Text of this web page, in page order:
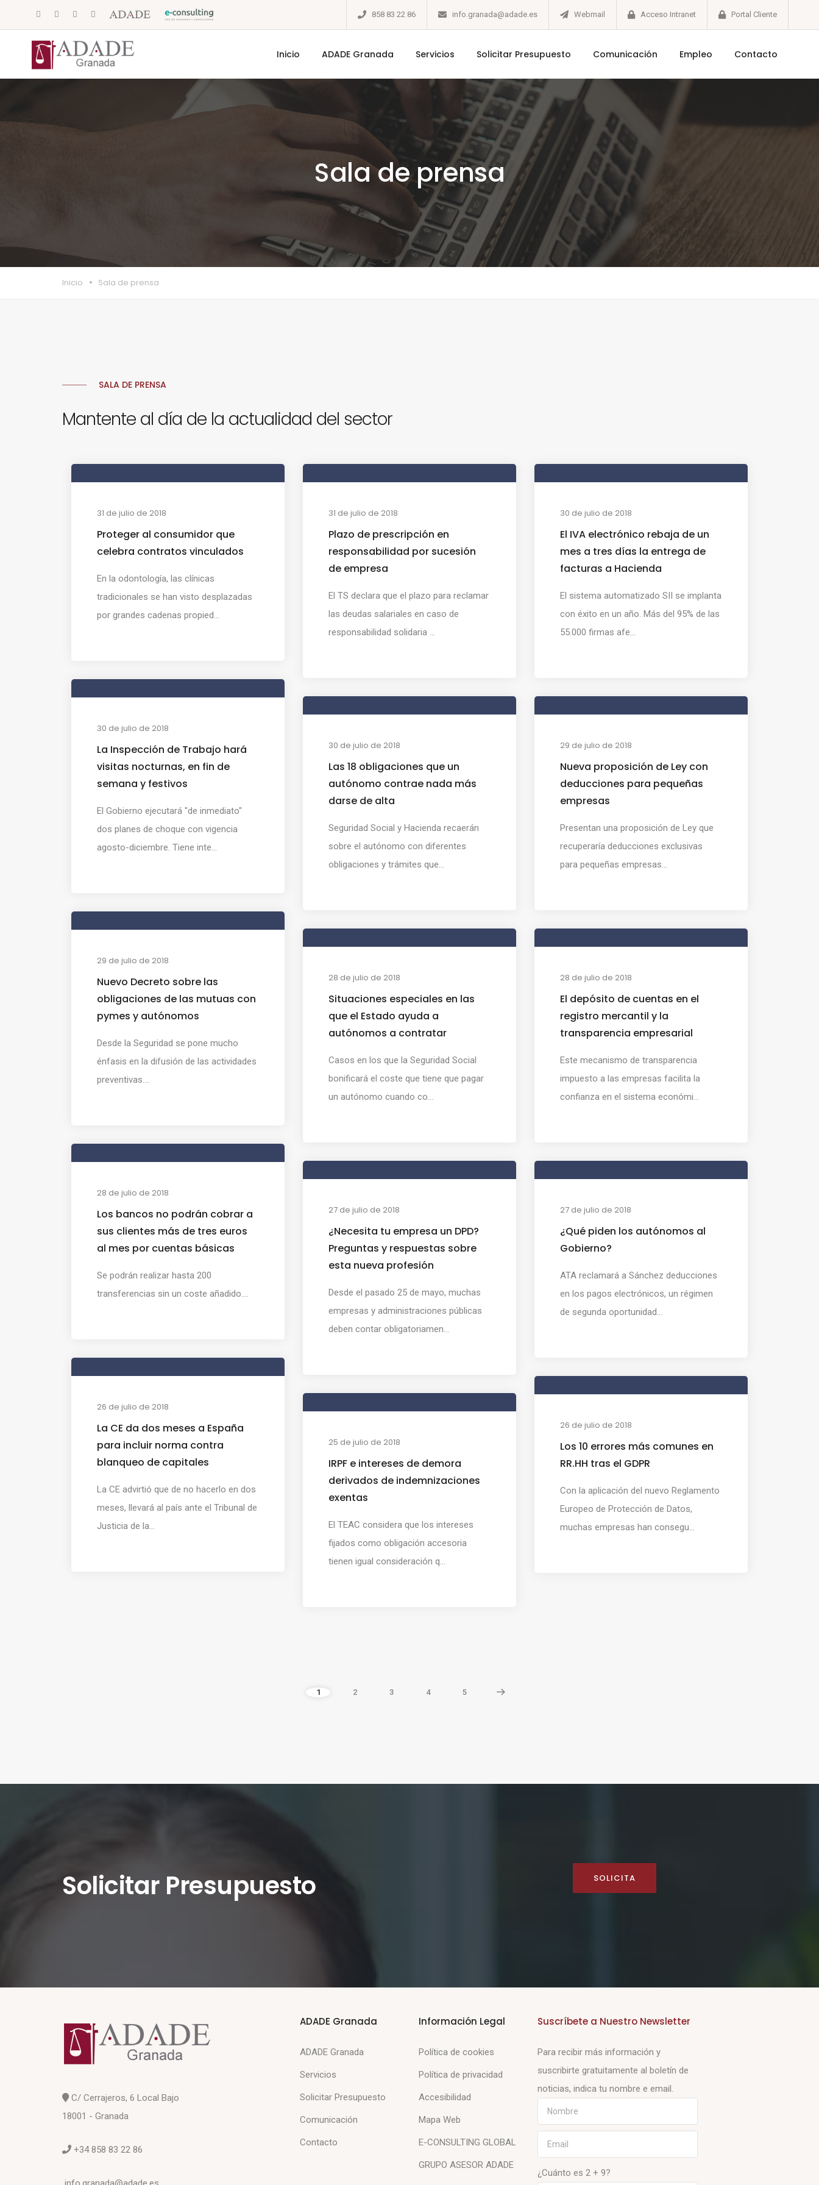
858 83 22 86 info.granada@adade.es Webmail Acceso Intranet Portal Cliente
Inicio ADADE Granada Servicios Solicitar Presupuesto Comunicación Empleo Contacto
Sala de prensa
Inicio Sala de prensa
SALA DE PRENSA
Mantente al día de la actualidad del sector
31 de julio de 2018
Proteger al consumidor que
celebra contratos vinculados
En la odontología, las clínicas
tradicionales se han visto desplazadas
por grandes cadenas propied...
31 de julio de 2018
Plazo de prescripción en
responsabilidad por sucesión
de empresa
El TS declara que el plazo para reclamar
las deudas salariales en caso de
responsabilidad solidaria ...
30 de julio de 2018
El IVA electrónico rebaja de un
mes a tres días la entrega de
facturas a Hacienda
El sistema automatizado SII se implanta
con éxito en un año. Más del 95% de las
55.000 firmas afe...
30 de julio de 2018
La Inspección de Trabajo hará
visitas nocturnas, en fin de
semana y festivos
El Gobierno ejecutará "de inmediato"
dos planes de choque con vigencia
agosto-diciembre. Tiene inte...
30 de julio de 2018
Las 18 obligaciones que un
autónomo contrae nada más
darse de alta
Seguridad Social y Hacienda recaerán
sobre el autónomo con diferentes
obligaciones y trámites que...
29 de julio de 2018
Nueva proposición de Ley con
deducciones para pequeñas
empresas
Presentan una proposición de Ley que
recuperaría deducciones exclusivas
para pequeñas empresas...
29 de julio de 2018
Nuevo Decreto sobre las
obligaciones de las mutuas con
pymes y autónomos
Desde la Seguridad se pone mucho
énfasis en la difusión de las actividades
preventivas....
28 de julio de 2018
Situaciones especiales en las
que el Estado ayuda a
autónomos a contratar
Casos en los que la Seguridad Social
bonificará el coste que tiene que pagar
un autónomo cuando co...
28 de julio de 2018
El depósito de cuentas en el
registro mercantil y la
transparencia empresarial
Este mecanismo de transparencia
impuesto a las empresas facilita la
confianza en el sistema económi...
28 de julio de 2018
Los bancos no podrán cobrar a
sus clientes más de tres euros
al mes por cuentas básicas
Se podrán realizar hasta 200
transferencias sin un coste añadido....
27 de julio de 2018
¿Necesita tu empresa un DPD?
Preguntas y respuestas sobre
esta nueva profesión
Desde el pasado 25 de mayo, muchas
empresas y administraciones públicas
deben contar obligatoriamen...
27 de julio de 2018
¿Qué piden los autónomos al
Gobierno?
ATA reclamará a Sánchez deducciones
en los pagos electrónicos, un régimen
de segunda oportunidad...
26 de julio de 2018
La CE da dos meses a España
para incluir norma contra
blanqueo de capitales
La CE advirtió que de no hacerlo en dos
meses, llevará al país ante el Tribunal de
Justicia de la...
26 de julio de 2018
Los 10 errores más comunes en
RR.HH tras el GDPR
Con la aplicación del nuevo Reglamento
Europeo de Protección de Datos,
muchas empresas han consegu...
25 de julio de 2018
IRPF e intereses de demora
derivados de indemnizaciones
exentas
El TEAC considera que los intereses
fijados como obligación accesoria
tienen igual consideración q...
1 2 3 4 5
Solicitar Presupuesto SOLICITA
C/ Cerrajeros, 6 Local Bajo
18001 - Granada
+34 858 83 22 86
ADADE Granada
ADADE Granada
Servicios
Solicitar Presupuesto
Comunicación
Contacto
Información Legal
Política de cookies
Política de privacidad
Accesibilidad
Mapa Web
E-CONSULTING GLOBAL
GRUPO ASESOR ADADE
Suscríbete a Nuestro Newsletter
Para recibir más información y
suscribirte gratuitamente al boletín de
noticias, indica tu nombre e email.
¿Cuánto es 2 + 9?